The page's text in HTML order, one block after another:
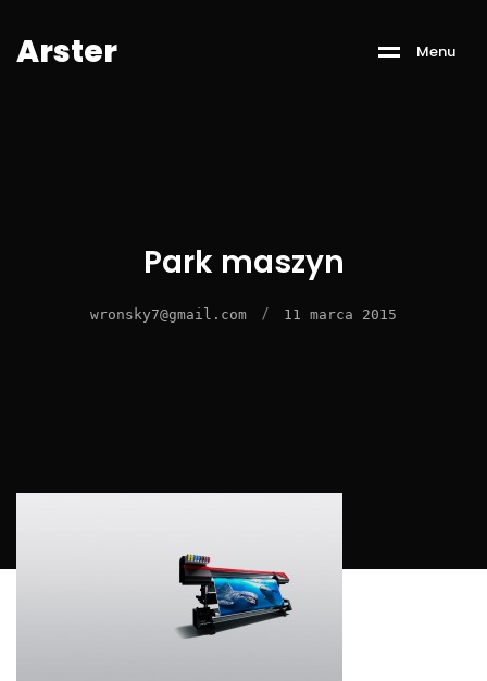
Arster Menu
Park maszyn
wronsky7@gmail.com / 11 marca 2015